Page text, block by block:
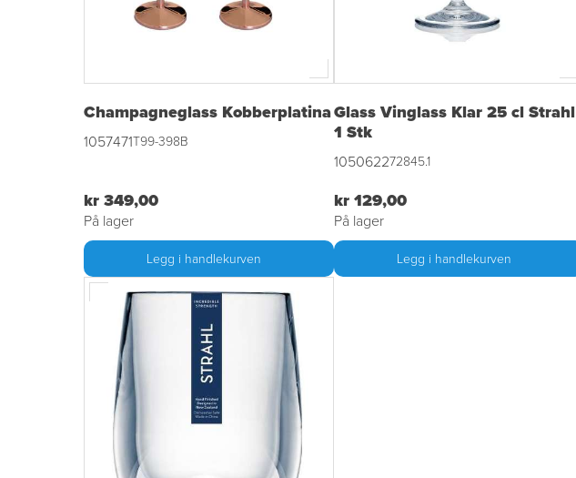
Champagneglass Kobberplatina
1057471T99-398B
kr 349,00
På lager
Legg i handlekurven
Glass Vinglass Klar 25 cl Strahl
1 Stk
105062272845.1
kr 129,00
På lager
Legg i handlekurven